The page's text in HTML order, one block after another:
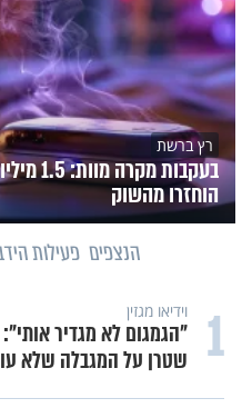
רץ ברשת
בעקבות
הוחזרו מהשוק
הנצפים פעילות
1 וידיאו מגזין
"הגמגום לא מגדיר
שטרן על המגבלה שלא